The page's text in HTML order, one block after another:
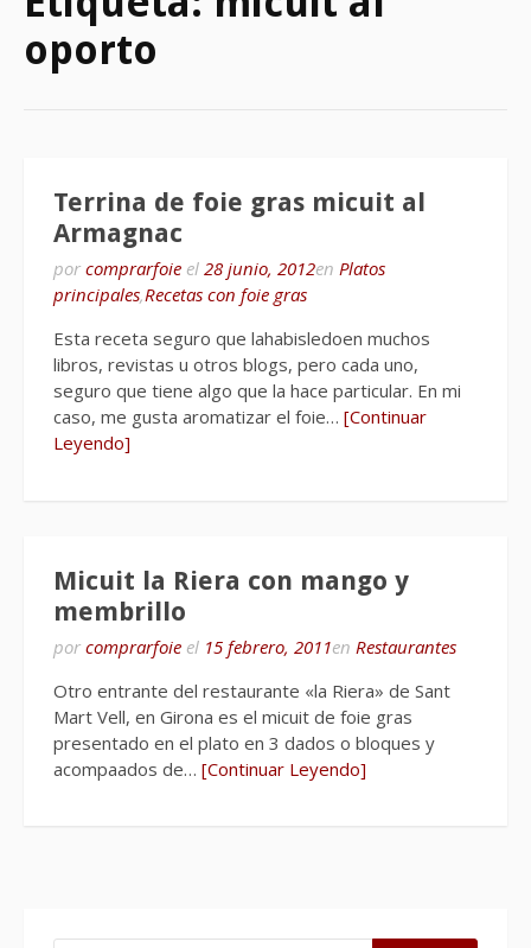
oporto
Terrina de foie gras micuit al
Armagnac
por comprarfoie el 28 junio, 2012en Platos
principales,Recetas con foie gras
Esta receta seguro que lahabisledoen muchos
libros, revistas u otros blogs, pero cada uno,
seguro que tiene algo que la hace particular. En mi
caso, me gusta aromatizar el foie… [Continuar
Leyendo]
Micuit la Riera con mango y
membrillo
por comprarfoie el 15 febrero, 2011en Restaurantes
Otro entrante del restaurante «la Riera» de Sant
Mart Vell, en Girona es el micuit de foie gras
presentado en el plato en 3 dados o bloques y
acompaados de… [Continuar Leyendo]